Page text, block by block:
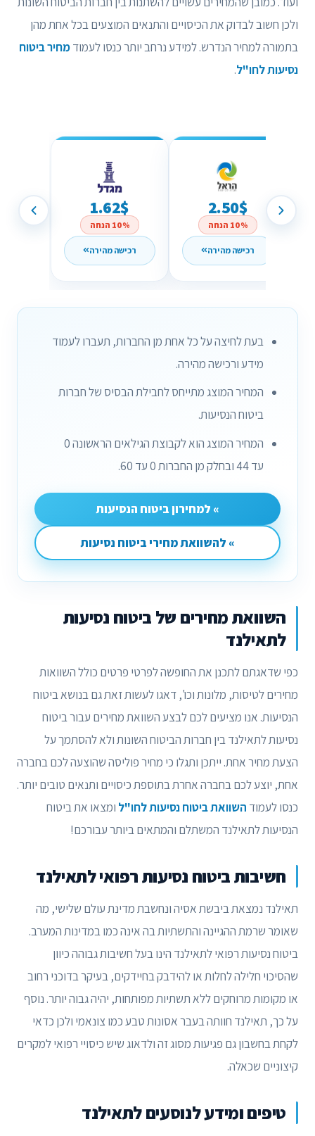
ולכן חשוב לבדוק את הכיסויים והתנאים המוצעים בכל אחת מהן
בתמורה למחיר הנדרש. למידע נרחב יותר כנסו לעמודמחיר ביטוח
נסיעות לחו"ל.
1.62$
10% הנחה
רכישה מהירה
2.50$
10% הנחה
רכישה מהירה
בעת לחיצה על כל אחת מן החברות, תעברו לעמוד
מידע ורכישה מהירה.
המחיר המוצג מתייחס לחבילת הבסיס של חברות
ביטוח הנסיעות.
המחיר המוצג הוא לקבוצת הגילאים הראשונה 0
עד 44 ובחלק מן החברות 0 עד 60.
» למחירון ביטוח הנסיעות
» להשוואת מחירי ביטוח נסיעות
השוואת מחירים של ביטוח נסיעות
לתאילנד
כפי שדאגתם לתכנן את החופשה לפרטי פרטים כולל השוואות
מחירים לטיסות, מלונות וכו', דאגו לעשות זאת גם בנושא ביטוח
הנסיעות. אנו מציעים לכם לבצע השוואת מחירים עבור ביטוח
נסיעות לתאילנד בין חברות הביטוח השונות ולא להסתמך על
הצעת מחיר אחת. ייתכן ותגלו כי מחיר פוליסה שהוצעה לכם בחברה
אחת, יוצע לכם בחברה אחרת בתוספת כיסויים ותנאים טובים יותר.
כנסו לעמוד השוואת ביטוח נסיעות לחו"ל ומצאו את ביטוח
הנסיעות לתאילנד המשתלם והמתאים ביותר עבורכם!
חשיבות ביטוח נסיעות רפואי לתאילנד
תאילנד נמצאת ביבשת אסיה ונחשבת מדינת עולם שלישי, מה
שאומר שרמת ההגיינה והתשתיות בה אינה כמו במדינות המערב.
ביטוח נסיעות רפואי לתאילנד הינו בעל חשיבות גבוהה כיוון
שהסיכוי חלילה לחלות או להידבק בחיידקים, בעיקר בדוכני רחוב
או מקומות מרוחקים ללא תשתיות מפותחות, יהיה גבוה יותר. נוסף
על כך, תאילנד חוותה בעבר אסונות טבע כמו צונאמי ולכן כדאי
לקחת בחשבון גם פגיעות מסוג זה ולדאוג שיש כיסויי רפואי למקרים
קיצוניים שכאלה.
טיפים ומידע לנוסעים לתאילנד